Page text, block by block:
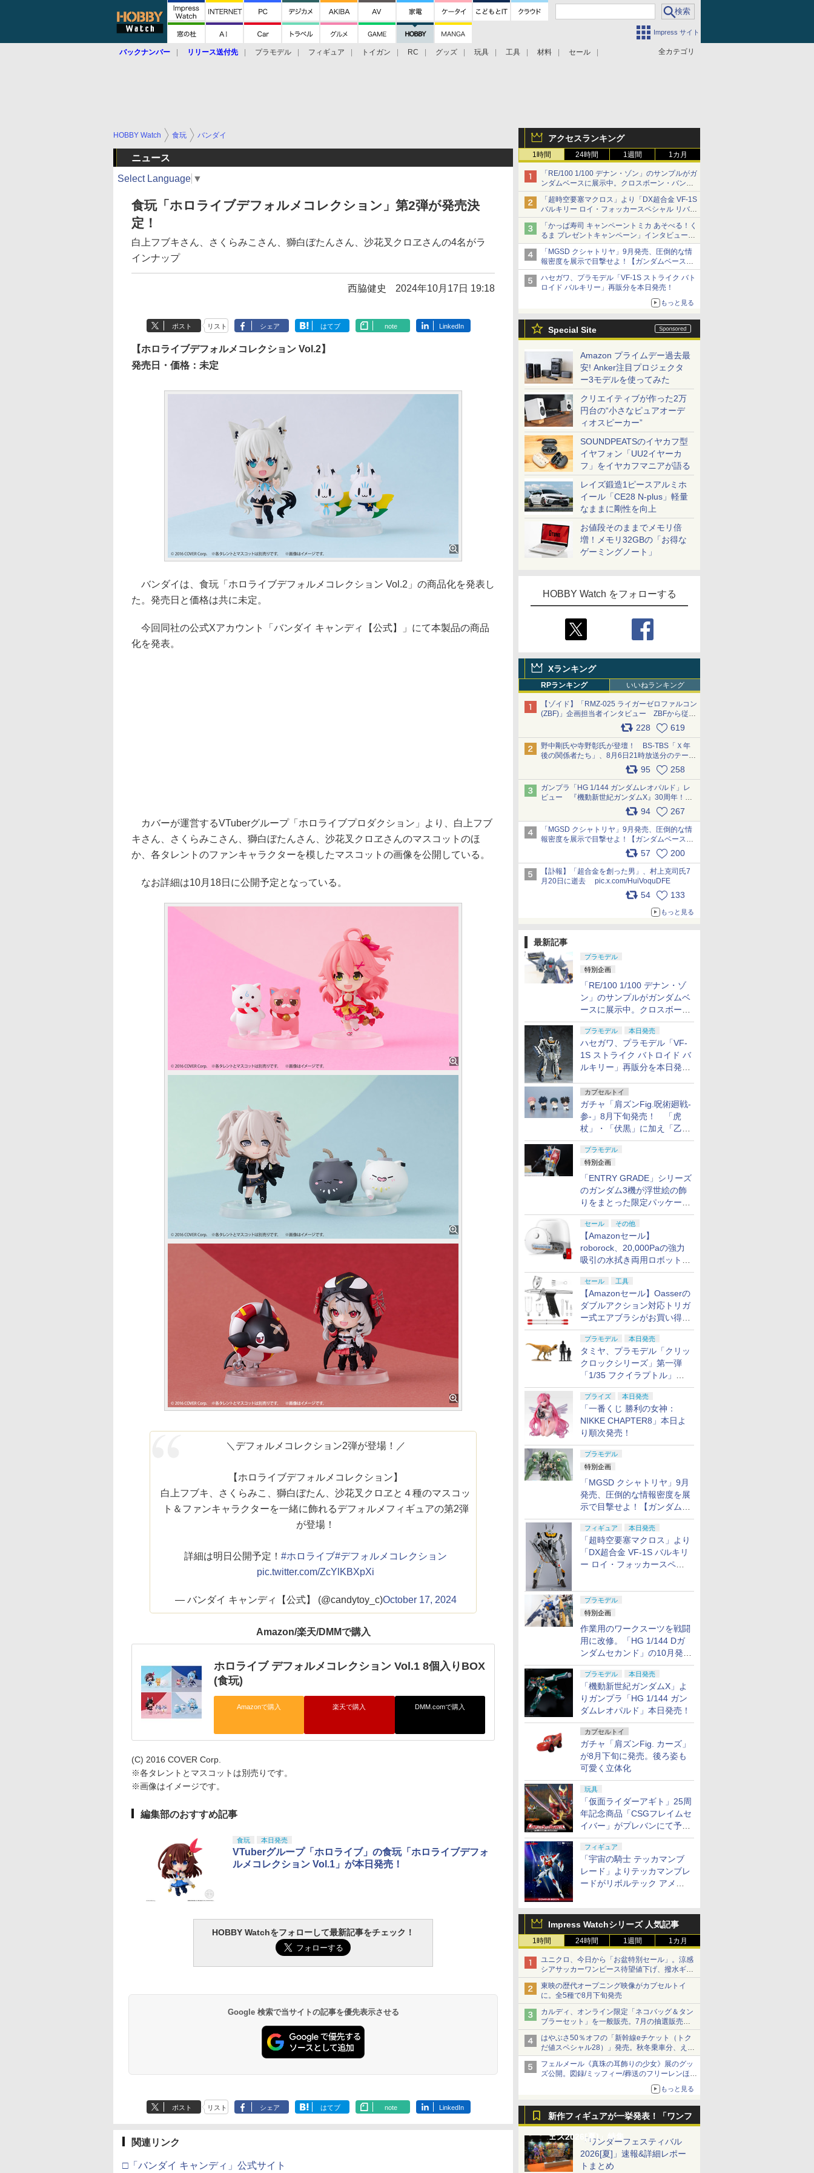
Impress サイト
全カテゴリ
バックナンバー リリース送付先 プラモデル フィギュア トイガン RC グッズ 玩具 工具 材料 セール
アクセスランキング
1時間 24時間 1週間 1カ月
「RE/100 1/100 デナン・ゾン」のサンプルがガ
ンダムベースに展示中。クロスボーン・バンガ
ードの制式量産機が間もなく発送【ガンダムベ
ース撮り下ろし】
「超時空要塞マクロス」より「DX超合金 VF-1S
バルキリー ロイ・フォッカースペシャル リバイ
バルVer.」本日発売！
「かっぱ寿司 キャンペーントミカ あそべる！く
るま プレゼントキャンペーン」インタビュー
子どもが楽しめるかっぱ寿司ならではの体験と
コラボの楽しさを追求
「MGSD クシャトリヤ」9月発売、圧倒的な情
報密度を展示で目撃せよ！【ガンダムベース撮
り下ろし】
ハセガワ、プラモデル「VF-1S ストライク バト
ロイド バルキリー」再販分を本日発売！
もっと見る
Special Site
Amazon プライムデー過去最
安! Anker注目プロジェクタ
ー3モデルを使ってみた
クリエイティブが作った2万
円台の“小さなピュアオーデ
ィオスピーカー”
SOUNDPEATSのイヤカフ型
イヤフォン「UU2イヤーカ
フ」をイヤカフマニアが語る
レイズ鍛造1ピースアルミホ
イール「CE28 N-plus」軽量
なままに剛性を向上
お値段そのままでメモリ倍
増！メモリ32GBの「お得な
ゲーミングノート」
HOBBY Watch をフォローする
Xランキング
RPランキング いいねランキング
【ゾイド】「RMZ-025 ライガーゼロファルコン
(ZBF)」企画担当者インタビュー ZBFから従来
デザインまで再現可能なボリューム満点のキッ
ト pic.x.com/6zOqQAQKkX
228 619
野中剛氏や寺野彰氏が登壇！ BS-TBS「Ｘ年
後の関係者たち」、8月6日21時放送分のテーマ
は「超合金」！ pic.x.com/uWyt1uyuFm
95 258
ガンプラ「HG 1/144 ガンダムレオパルド」レ
ビュー 『機動新世紀ガンダムX』30周年！イ
ンナーアームガトリングの変形機構まで再現し
最新フォーマットでキット化！
pic.x.com/nszPIDTpbg
94 267
「MGSD クシャトリヤ」9月発売、圧倒的な情
報密度を展示で目撃せよ！【ガンダムベース撮
り下ろし】 pic.x.com/3rPjsfk7qZ
57 200
【訃報】「超合金を創った男」、村上克司氏7
月20日に逝去 pic.x.com/HuiVoquDFE
54 133
もっと見る
最新記事
プラモデル
特別企画
「RE/100 1/100 デナン・ゾ
ン」のサンプルがガンダムベ
ースに展示中。クロスボー
ン・バンガードの制式量産機
が間もなく発送【ガンダムベ
ース撮り下ろし】
プラモデル 本日発売
ハセガワ、プラモデル「VF-
1S ストライク バトロイド バ
ルキリー」再販分を本日発
カプセルトイ
ガチャ「肩ズンFig.呪術廻戦-
参-」8月下旬発売！ 「虎
杖」・「伏黒」に加え「乙
骨」・「脹相」がラインナッ
プ
プラモデル
特別企画
「ENTRY GRADE」シリーズ
のガンダム3機が浮世絵の飾
りをまとった限定パッケージ
で8月29日に発売！ お土産
にもピッタリ!?【ガンダムベ
ース撮り下ろし】
セール その他
【Amazonセール】
roborock、20,000Paの強力
吸引の水拭き両用ロボット掃
除機「Qrevo Curv 2 Flow」
がお買い得！
セール 工具
【Amazonセール】Oasserの
ダブルアクション対応トリガ
ー式エアブラシがお買い得価
格で登場！
プラモデル 本日発売
タミヤ、プラモデル「クリッ
クロックシリーズ」第一弾
「1/35 フクイラプトル」本
日発売！
プライズ 本日発売
「一番くじ 勝利の女神：
NIKKE CHAPTER8」本日よ
り順次発売！
プラモデル
特別企画
「MGSD クシャトリヤ」9月
発売、圧倒的な情報密度を展
示で目撃せよ！【ガンダムベ
ース撮り下ろし】
フィギュア 本日発売
「超時空要塞マクロス」より
「DX超合金 VF-1S バルキリ
ー ロイ・フォッカースペシ
プラモデル
特別企画
作業用のワークスーツを戦闘
用に改修。「HG 1/144 Dガ
ンダムセカンド」の10月発送
分が予約受付中【ガンダムベ
ース撮り下ろし】
プラモデル 本日発売
「機動新世紀ガンダムX」よ
りガンプラ「HG 1/144 ガン
ダムレオパルド」本日発売！
カプセルトイ
ガチャ「肩ズンFig. カーズ」
が8月下旬に発売。後ろ姿も
可愛く立体化
玩具
「仮面ライダーアギト」25周
年記念商品「CSGフレイムセ
イバー」がプレバンにて予約
開始
フィギュア
「宇宙の騎士 テッカマンブ
レード」よりテッカマンブレ
ードがリボルテック アメイ
Impress Watchシリーズ 人気記事
1時間 24時間 1週間 1カ月
ユニクロ、今日から「お盆特別セール」。涼感
シアサッカーワンピース待望値下げ、撥水ギア
ショーツは1990円に
東映の歴代オープニング映像がカプセルトイ
に。全5種で8月下旬発売
カルディ、オンライン限定「ネコバッグ＆タン
ブラーセット」を一般販売。7月の抽選販売の
当選無効分
はやぶさ50％オフの「新幹線eチケット（トク
だ値スペシャル28）」発売。秋冬乗車分、えき
ねっと限定
フェルメール《真珠の耳飾りの少女》展のグッ
ズ公開。図録/ミッフィー/葬送のフリーレンほ
もっと見る
新作フィギュアが一挙発表！「ワンフ
ェス2026[夏]」特集「ワンダーフェスティバル
2026[夏]」速報&詳細レポー
トまとめ
HOBBY Watch 食玩 バンダイ
ニュース
Select Language ▼
食玩「ホロライブデフォルメコレクション」第2弾が発売決
定！
白上フブキさん、さくらみこさん、獅白ぼたんさん、沙花叉クロヱさんの4名がラ
インナップ
西脇健史 2024年10月17日 19:18
ポスト リスト シェア はてブ note LinkedIn
【ホロライブデフォルメコレクション Vol.2】
発売日・価格：未定
バンダイは、食玩「ホロライブデフォルメコレクション Vol.2」の商品化を発表し
た。発売日と価格は共に未定。
今回同社の公式Xアカウント「バンダイ キャンディ【公式】」にて本製品の商品
化を発表。
カバーが運営するVTuberグループ「ホロライブプロダクション」より、白上フブ
キさん、さくらみこさん、獅白ぼたんさん、沙花叉クロヱさんのマスコットのほ
か、各タレントのファンキャラクターを模したマスコットの画像を公開している。
なお詳細は10月18日に公開予定となっている。
＼デフォルメコレクション2弾が登場！／
【ホロライブデフォルメコレクション】
白上フブキ、さくらみこ、獅白ぼたん、沙花叉クロヱと４種のマスコッ
ト＆ファンキャラクターを一緒に飾れるデフォルメフィギュアの第2弾
が登場！
詳細は明日公開予定！ #ホロライブ#デフォルメコレクション
pic.twitter.com/ZcYlKBXpXi
— バンダイ キャンディ【公式】 (@candytoy_c)October 17, 2024
Amazon/楽天/DMMで購入
ホロライブ デフォルメコレクション Vol.1 8個入りBOX
(食玩)
Amazonで購入 楽天で購入 DMM.comで購入
(C) 2016 COVER Corp.
※各タレントとマスコットは別売りです。
※画像はイメージです。
編集部のおすすめ記事
食玩 本日発売
VTuberグループ「ホロライブ」の食玩「ホロライブデフォ
ルメコレクション Vol.1」が本日発売！
HOBBY Watchをフォローして最新記事をチェック！
Google 検索で当サイトの記事を優先表示させる
ポスト リスト シェア はてブ note LinkedIn
関連リンク
□「バンダイ キャンディ」公式サイト